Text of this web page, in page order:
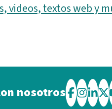
videos, textos web y
nosotros VisiteVisite